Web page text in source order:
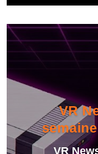
VR
VR